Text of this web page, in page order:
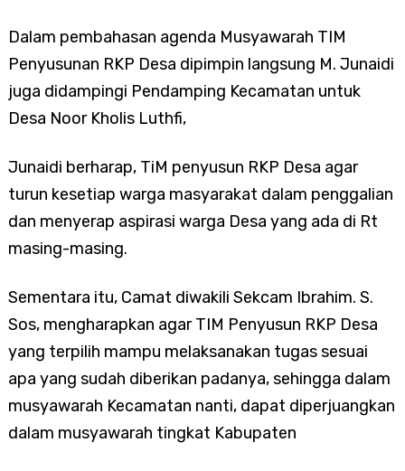
Dalam pembahasan agenda Musyawarah TIM
Penyusunan RKP Desa dipimpin langsung M. Junaidi
juga didampingi Pendamping Kecamatan untuk
Desa Noor Kholis Luthfi,
Junaidi berharap, TiM penyusun RKP Desa agar
turun kesetiap warga masyarakat dalam penggalian
dan menyerap aspirasi warga Desa yang ada di Rt
masing-masing.
Sementara itu, Camat diwakili Sekcam Ibrahim. S.
Sos, mengharapkan agar TIM Penyusun RKP Desa
yang terpilih mampu melaksanakan tugas sesuai
apa yang sudah diberikan padanya, sehingga dalam
musyawarah Kecamatan nanti, dapat diperjuangkan
dalam musyawarah tingkat Kabupaten